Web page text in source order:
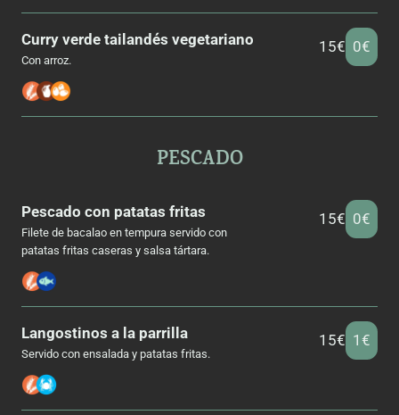
Curry verde tailandés vegetariano
Con arroz.
15€ 0€
PESCADO
Pescado con patatas fritas
Filete de bacalao en tempura servido con
patatas fritas caseras y salsa tártara.
15€ 0€
Langostinos a la parrilla
Servido con ensalada y patatas fritas.
15€ 1€